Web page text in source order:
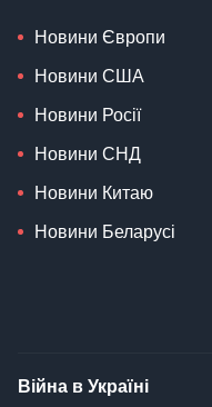
Новини Європи
Новини США
Новини Росії
Новини СНД
Новини Китаю
Новини Беларусі
Війна в Україні